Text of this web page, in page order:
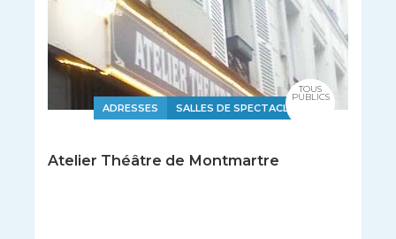
ADRESSES SALLES DE SPECTACLE
Atelier Théâtre de Montmartre
TOUS
PUBLICS